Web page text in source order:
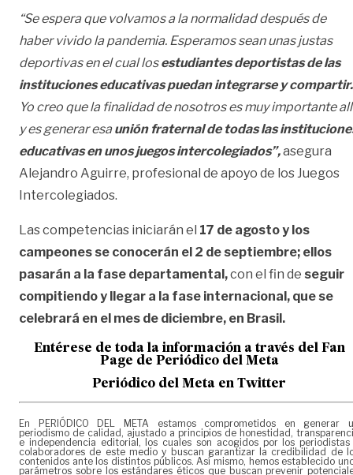
“Se espera que volvamos a la normalidad después de
haber vivido la pandemia. Esperamos sean unas justas
deportivas en el cual losestudiantes deportistas de las
instituciones educativas puedan integrarse y compartir.
Yo creo que la finalidad de nosotros es muy importante
y es generar esaunión fraternal de todas las
educativas en unos juegos intercolegiados”,asegura
Alejandro Aguirre, profesional de apoyo de los Juegos
Intercolegiados.
Las competencias iniciarán el 17 de agosto y los
campeones se conocerán el 2 de septiembre; ellos
pasarán a la fase departamental,con el fin de seguir
compitiendo y llegar a la fase internacional, que se
celebrará en el mes de diciembre, en Brasil.
Entérese de toda la información a través del Fan
Page de Periódico del Meta
Periódico del Meta en Twitter
En PERIÓDICO DEL META estamos comprometidos en generar
periodismo de calidad, ajustado a principios de honestidad,
e independencia editorial, los cuales son acogidos por los periodistas
colaboradores de este medio y buscan garantizar la credibilidad de
contenidos ante los distintos públicos. Así mismo, hemos establecido
parámetros sobre los estándares éticos que buscan prevenir